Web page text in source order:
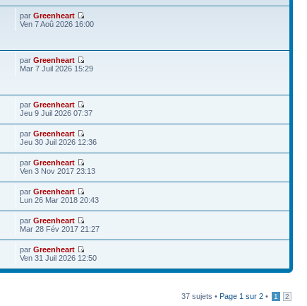
parGreenheart
Ven 7 Aoû 2026 16:00
parGreenheart
Mar 7 Juil 2026 15:29
parGreenheart
Jeu 9 Juil 2026 07:37
parGreenheart
Jeu 30 Juil 2026 12:36
parGreenheart
Ven 3 Nov 2017 23:13
parGreenheart
Lun 26 Mar 2018 20:43
parGreenheart
Mar 28 Fév 2017 21:27
parGreenheart
Ven 31 Juil 2026 12:50
37 sujets • Page 1 sur 2 • 1 2